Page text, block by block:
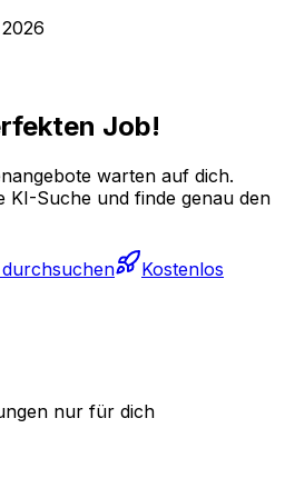
Job!
warten auf dich.
KI-Suche und finde genau den
Kostenlos
nur für dich